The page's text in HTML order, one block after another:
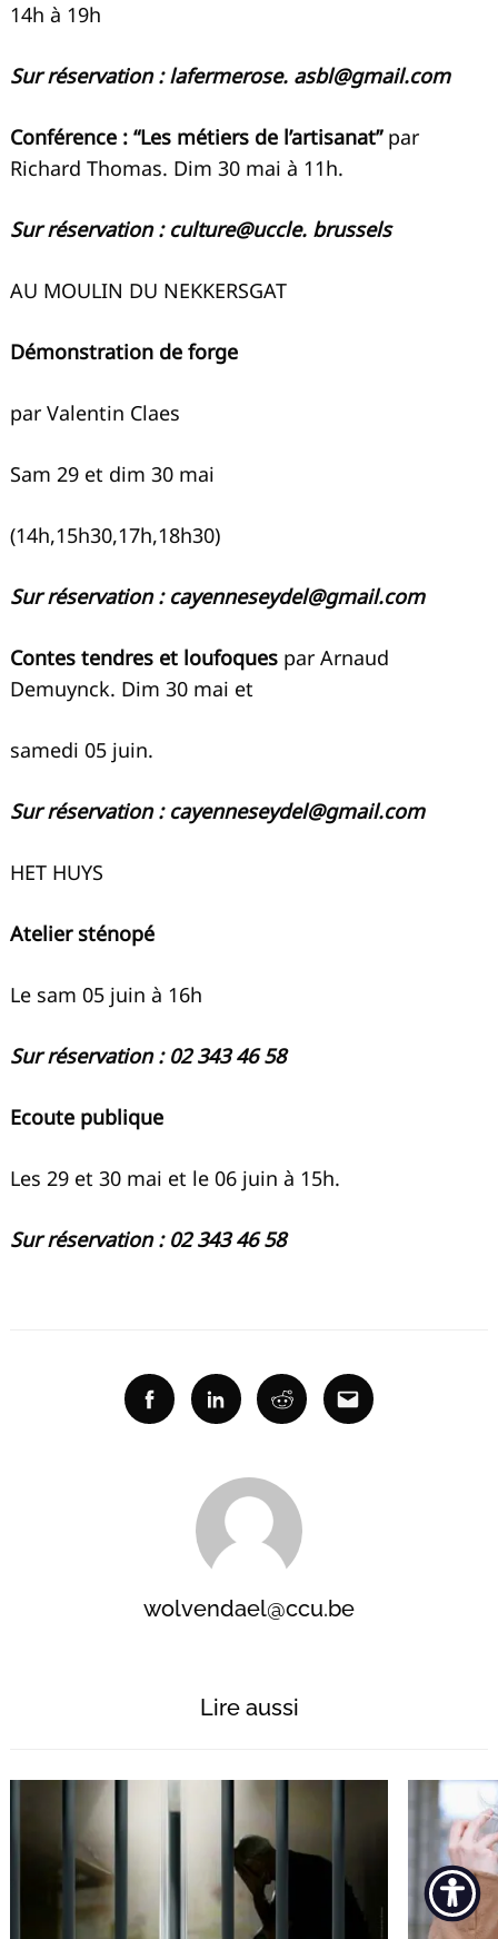
14h à 19h
Sur réservation : lafermerose. asbl@gmail.com
Conférence : “Les métiers de l’artisanat” par
Richard Thomas. Dim 30 mai à 11h.
Sur réservation : culture@uccle. brussels
AU MOULIN DU NEKKERSGAT
Démonstration de forge
par Valentin Claes
Sam 29 et dim 30 mai
(14h,15h30,17h,18h30)
Sur réservation : cayenneseydel@gmail.com
Contes tendres et loufoques par Arnaud
Demuynck. Dim 30 mai et
samedi 05 juin.
Sur réservation : cayenneseydel@gmail.com
HET HUYS
Atelier sténopé
Le sam 05 juin à 16h
Sur réservation : 02 343 46 58
Ecoute publique
Les 29 et 30 mai et le 06 juin à 15h.
Sur réservation : 02 343 46 58
FacebookLinkedinRedditEmail
wolvendael@ccu.be
Lire aussi